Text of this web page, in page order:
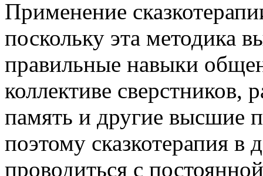
Применение
поскольку эта методика
правильные навыки
коллективе сверстников,
память и другие высшие
поэтому сказкотерапия в
проводиться с